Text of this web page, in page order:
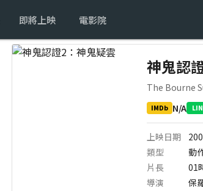
即將上映 電影院
神鬼認
The Bourne
IMDb N/A
上映日期
類型
動
片長
01
導演
保